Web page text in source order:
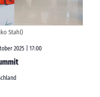
Stahl)
2025 | 17:00